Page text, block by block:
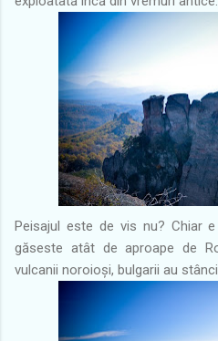
Peisajul este de vis nu? Chiar
găseste atât de aproape de
vulcanii noroioși, bulgarii au